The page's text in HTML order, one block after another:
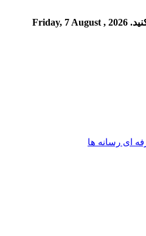
Friday, 7 August , 2026
ای رسانه ها